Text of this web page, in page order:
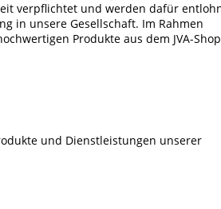
verpflichtet und werden dafür
in unsere Gesellschaft. Im Rahmen
Produkte aus dem JVA-
und Dienstleistungen unserer